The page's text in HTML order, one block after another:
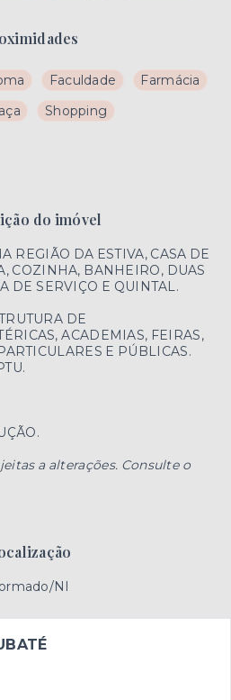
Faculdade
Farmácia
Shopping
do imóvel
REGIÃO DA ESTIVA, CASA DE
COZINHA, BANHEIRO, DUAS
DE SERVIÇO E QUINTAL.
DE
ACADEMIAS, FEIRAS,
E PÚBLICAS.
a alterações. Consulte o
NI